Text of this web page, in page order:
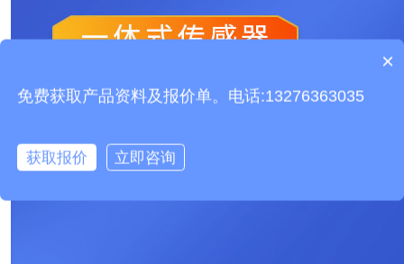
设备有检测证书吗？
×
免费获取产品资料及报价单。电话:13276363035
获取报价 立即咨询